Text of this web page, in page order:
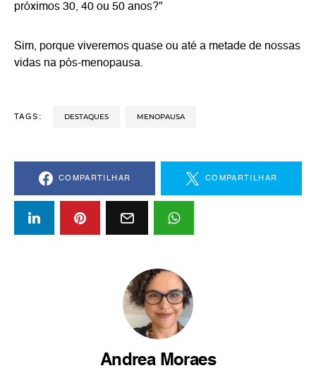
próximos 30, 40 ou 50 anos?”
Sim, porque viveremos quase ou até a metade de nossas
vidas na pós-menopausa.
TAGS: DESTAQUES MENOPAUSA
COMPARTILHAR COMPARTILHAR
Andrea Moraes